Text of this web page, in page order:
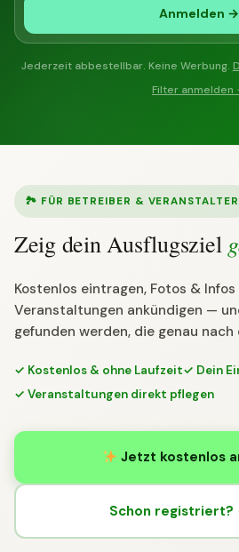
Anmelden →
Jederzeit abbestellbar. Keine Werbung.
Filter anmelden
🏞 FÜR BETREIBER & VERANSTALTER
Zeig dein Ausflugsziel
Kostenlos eintragen, Fotos &
Veranstaltungen ankündigen —
gefunden werden, die genau nach
✓ Kostenlos & ohne Laufzeit✓ Dein
✓ Veranstaltungen direkt pflegen
Jetzt kostenlos
Schon registriert?